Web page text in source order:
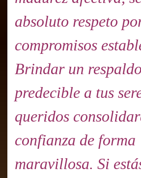
absoluto respeto
compromisos
Brindar un
predecible a tus
queridos
confianza de forma
maravillosa. Si